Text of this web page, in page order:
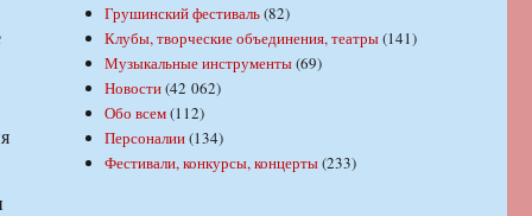
Грушинский фестиваль(82)
Клубы, творческие объединения, театры(141)
Музыкальные инструменты(69)
Новости(42 062)
Обо всем(112)
Персоналии(134)
Фестивали, конкурсы, концерты(233)